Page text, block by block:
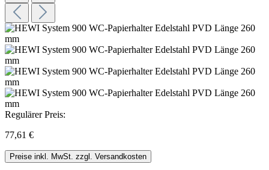
Regulärer Preis:
77,61 €
Preise inkl. MwSt. zzgl. Versandkosten